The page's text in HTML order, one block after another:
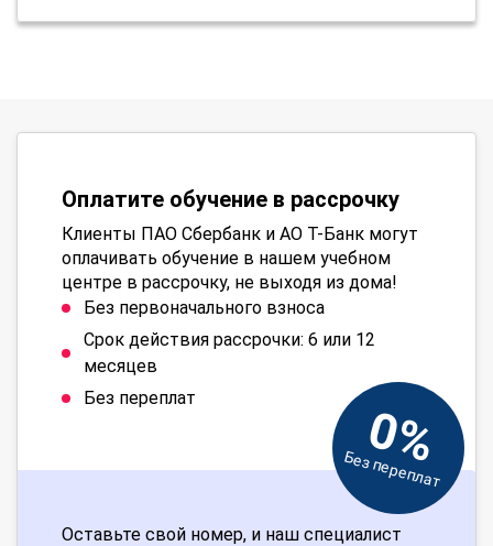
Оплатите обучение в рассрочку
Клиенты ПАО Сбербанк и АО Т-Банк могут
оплачивать обучение в нашем учебном
центре в рассрочку, не выходя из дома!
Без первоначального взноса
Срок действия рассрочки: 6 или 12
месяцев
Без переплат
0%
Без переплат
Оставьте свой номер, и наш специалист